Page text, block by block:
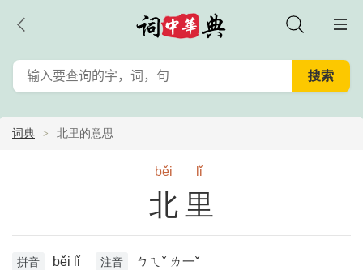
词典 北里的意思
běi lǐ
北里
拼音 běi lǐ 注音 ㄅㄟˇ ㄌ一ˇ